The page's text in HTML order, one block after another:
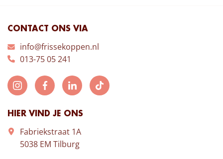
CONTACT ONS VIA
info@frissekoppen.nl
013-75 05 241
HIER VIND JE ONS
Fabriekstraat 1A
5038 EM Tilburg